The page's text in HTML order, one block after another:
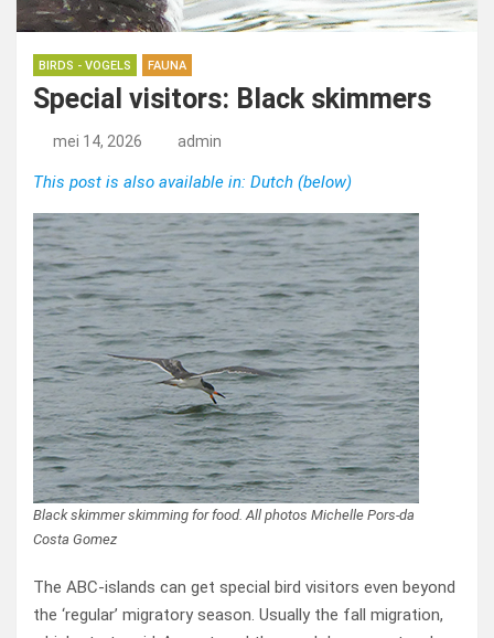
BIRDS - VOGELS FAUNA
Special visitors: Black skimmers
mei 14, 2026 admin
This post is also available in: Dutch (below)
Black skimmer skimming for food. All photos Michelle Pors-da
Costa Gomez
The ABC-islands can get special bird visitors even beyond
the ‘regular’ migratory season. Usually the fall migration,